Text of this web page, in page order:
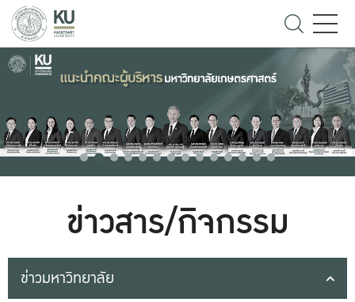
ข่าวสาร/กิจกรรม
ข่าวมหาวิทยาลัย